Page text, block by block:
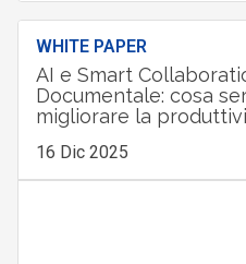
WHITE PAPER
AI e Smart
Documentale: cosa
migliorare la
16 Dic 2025